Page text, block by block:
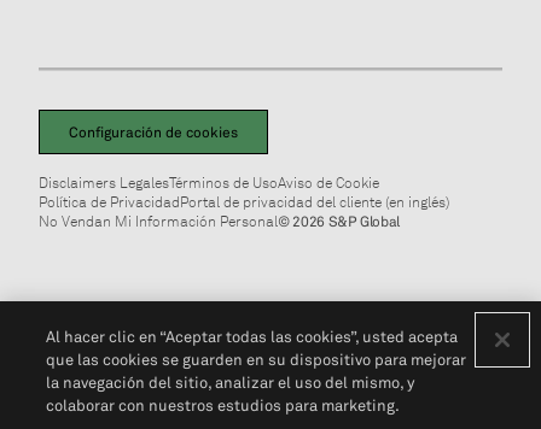
Configuración de cookies
Disclaimers LegalesTérminos de UsoAviso de Cookie
Política de PrivacidadPortal de privacidad del cliente (en inglés)
No Vendan Mi Información Personal© 2026 S&P Global
Al hacer clic en “Aceptar todas las cookies”, usted acepta
que las cookies se guarden en su dispositivo para mejorar
la navegación del sitio, analizar el uso del mismo, y
colaborar con nuestros estudios para marketing.